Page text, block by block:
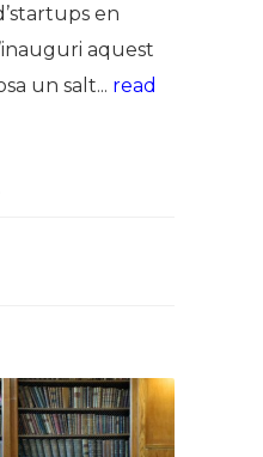
en
aquest
un salt... read